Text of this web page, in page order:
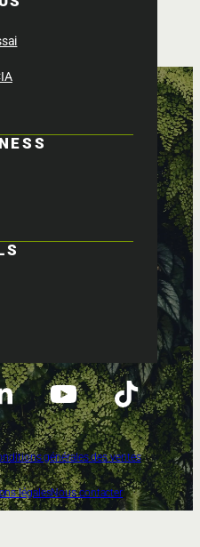
générales des ventes
légalesNous contacter